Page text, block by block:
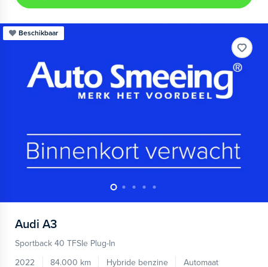
Beschikbaar
Audi A3
Sportback 40 TFSIe Plug-In
2022
84.000 km Hybride benzine
Automaat